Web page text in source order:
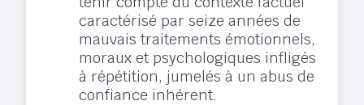
caractérisé par seize années de
mauvais traitements émotionnels,
moraux et psychologiques infligés
à répétition, jumelés à un abus de
confiance inhérent.